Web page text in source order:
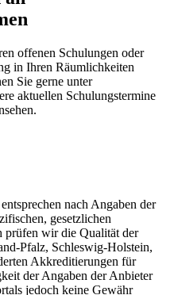
offenen Schulungen oder
in Ihren Räumlichkeiten
Sie gerne unter
aktuellen Schulungstermine
nach Angaben der
gesetzlichen
prüfen wir die Qualität der
Pfalz, Schleswig-Holstein,
Akkreditierungen für
der Angaben der Anbieter
jedoch keine Gewähr